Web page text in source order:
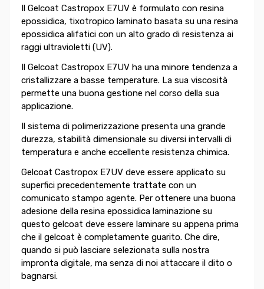
Il Gelcoat Castropox E7UV è formulato con resina
epossidica, tixotropico laminato basata su una resina
epossidica alifatici con un alto grado di resistenza ai
raggi ultravioletti (UV).
Il Gelcoat Castropox E7UV ha una minore tendenza a
cristallizzare a basse temperature. La sua viscosità
permette una buona gestione nel corso della sua
applicazione.
Il sistema di polimerizzazione presenta una grande
durezza, stabilità dimensionale su diversi intervalli di
temperatura e anche eccellente resistenza chimica.
Gelcoat Castropox E7UV deve essere applicato su
superfici precedentemente trattate con un
comunicato stampo agente. Per ottenere una buona
adesione della resina epossidica laminazione su
questo gelcoat deve essere laminare su appena prima
che il gelcoat è completamente guarito. Che dire,
quando si può lasciare selezionata sulla nostra
impronta digitale, ma senza di noi attaccare il dito o
bagnarsi.